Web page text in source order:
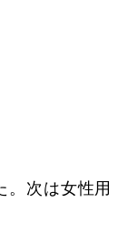
。次は女性用